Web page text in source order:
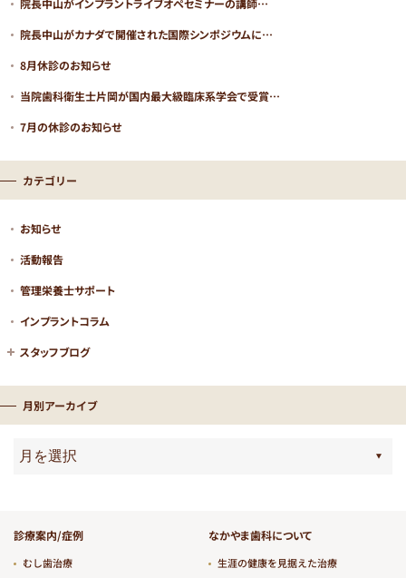
院長中山がインプラントライブオペセミナーの講師…
院長中山がカナダで開催された国際シンポジウムに…
8月休診のお知らせ
当院歯科衛生士片岡が国内最大級臨床系学会で受賞…
7月の休診のお知らせ
カテゴリー
お知らせ
活動報告
管理栄養士サポート
インプラントコラム
スタッフブログ
月別アーカイブ
診療案内/症例
むし歯治療
なかやま歯科について
生涯の健康を見据えた治療